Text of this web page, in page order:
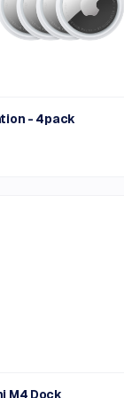
- 4pack
M4 Dock